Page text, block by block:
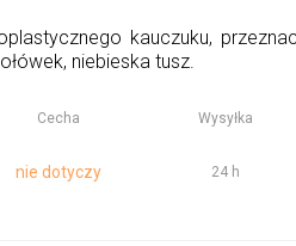
kauczuku,
niebieska tusz.
Cecha Wysyłka
nie dotyczy 24 h